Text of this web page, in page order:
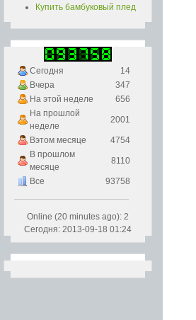
Купить бамбуковый плед
Сегодня
14
Вчера
347
На этой неделе
656
На прошлой
неделе
2001
Вэтом месяце
4754
В прошлом
месяце
8110
Все 93758
Online (20 minutes ago): 2
Сегодня: 2013-09-18 01:24